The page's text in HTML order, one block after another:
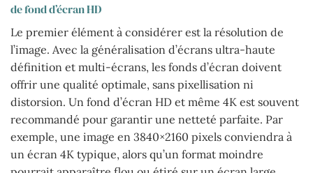
de fond d’écran HD
Le premier élément à considérer est la résolution de
l’image. Avec la généralisation d’écrans ultra-haute
définition et multi-écrans, les fonds d’écran doivent
offrir une qualité optimale, sans pixellisation ni
distorsion. Un fond d’écran HD et même 4K est souvent
recommandé pour garantir une netteté parfaite. Par
exemple, une image en 3840×2160 pixels conviendra à
un écran 4K typique, alors qu’un format moindre